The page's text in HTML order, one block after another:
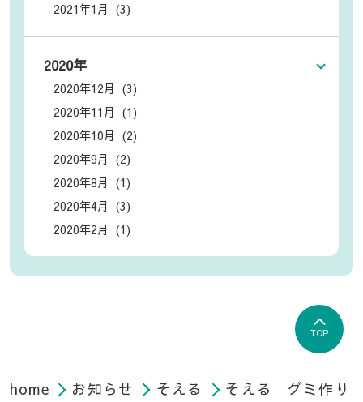
2021年1月 (3)
2020年
2020年12月 (3)
2020年11月 (1)
2020年10月 (2)
2020年9月 (2)
2020年8月 (1)
2020年4月 (3)
2020年2月 (1)
TOP
home お知らせ そえる そえる グミ作り